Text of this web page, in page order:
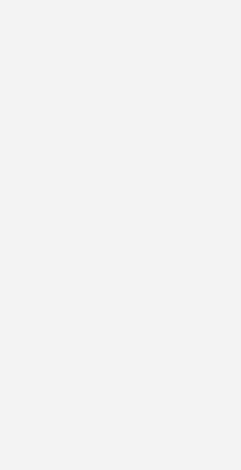
und Elektronikeinheit
eingebaut werden. Er
kann zudem einen